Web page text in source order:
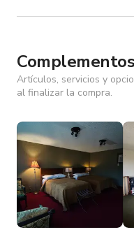
contenido de TikTok y
Complementos
Artículos, servicios y
al finalizar la compra.